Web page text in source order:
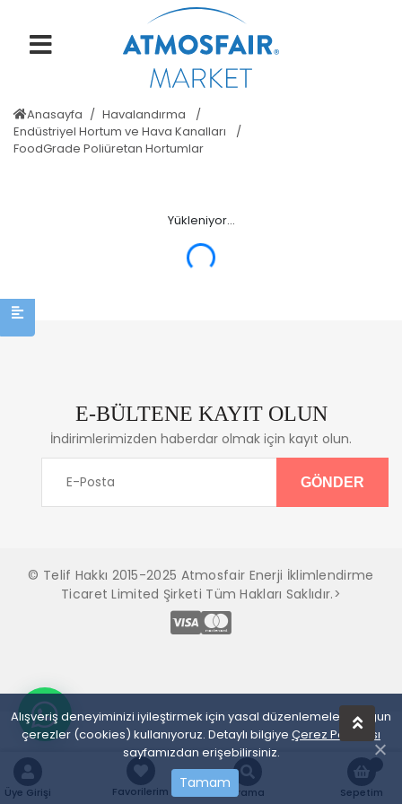
Sepetim
Arama
Favorilerim
Üye Girişi
Anasayfa
Havalandırma
Endüstriyel Hortum ve Hava Kanalları
FoodGrade Poliüretan Hortumlar
Yükleniyor...
Alışveriş deneyiminizi iyileştirmek için yasal düzenlemelere uygun
çerezler (cookies) kullanıyoruz. Detaylı bilgiye Çerez Politikası
sayfamızdan erişebilirsiniz.
Tamam
E-BÜLTENE KAYIT OLUN
İndirimlerimizden haberdar olmak için kayıt olun.
© Telif Hakkı 2015-2025 Atmosfair Enerji İklimlendirme
Ticaret Limited Şirketi Tüm Hakları Saklıdır.>